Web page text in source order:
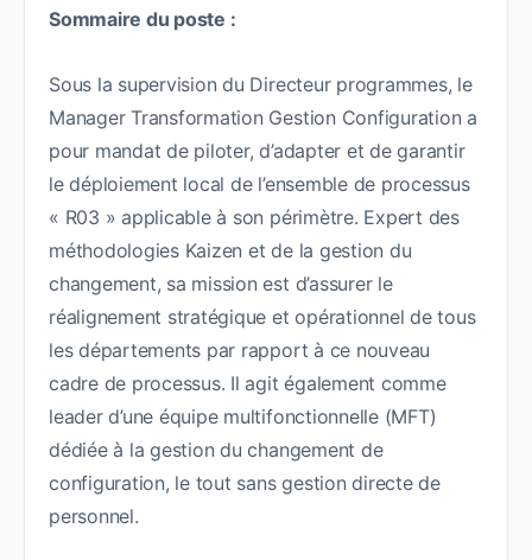
Sommaire du poste :
Sous la supervision du Directeur programmes, le
Manager Transformation Gestion Configuration a
pour mandat de piloter, d’adapter et de garantir
le déploiement local de l’ensemble de processus
« R03 » applicable à son périmètre. Expert des
méthodologies Kaizen et de la gestion du
changement, sa mission est d’assurer le
réalignement stratégique et opérationnel de tous
les départements par rapport à ce nouveau
cadre de processus. Il agit également comme
leader d’une équipe multifonctionnelle (MFT)
dédiée à la gestion du changement de
configuration, le tout sans gestion directe de
personnel.